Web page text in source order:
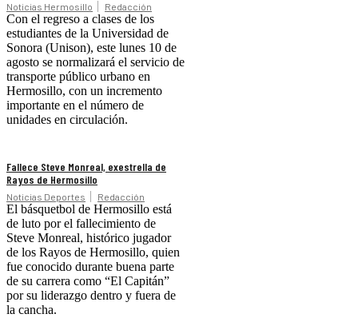
Noticias Hermosillo Redacción
Con el regreso a clases de los
estudiantes de la Universidad de
Sonora (Unison), este lunes 10 de
agosto se normalizará el servicio de
transporte público urbano en
Hermosillo, con un incremento
importante en el número de
unidades en circulación.
Fallece Steve Monreal, exestrella de
Rayos de Hermosillo
Noticias Deportes Redacción
El básquetbol de Hermosillo está
de luto por el fallecimiento de
Steve Monreal, histórico jugador
de los Rayos de Hermosillo, quien
fue conocido durante buena parte
de su carrera como “El Capitán”
por su liderazgo dentro y fuera de
la cancha.